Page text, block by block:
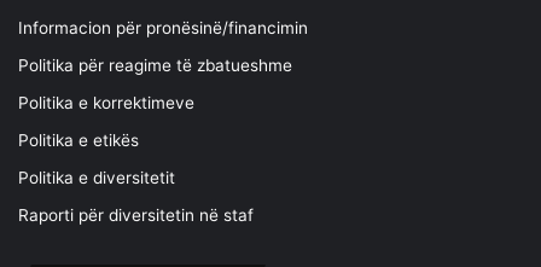
Informacion për pronësinë/financimin
Politika për reagime të zbatueshme
Politika e korrektimeve
Politika e etikës
Politika e diversitetit
Raporti për diversitetin në staf